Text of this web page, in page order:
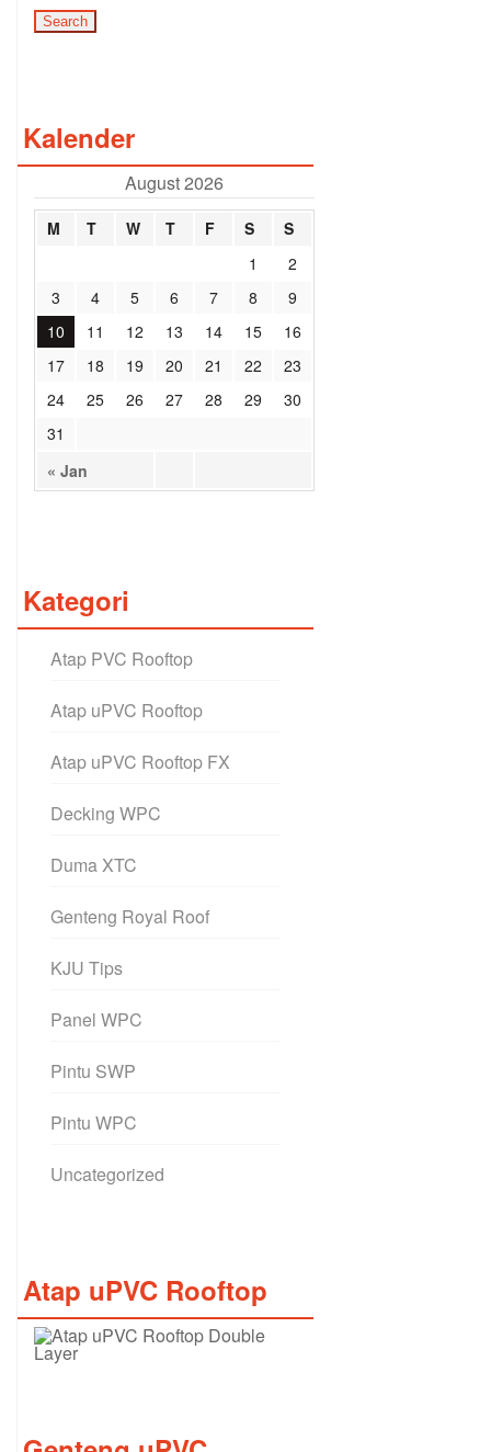
Kalender
August 2026
M T W T F S S
« Jan
1
2
3
4 5 6 7 8
9
10
11 12 13 14 15
16
17
18 19 20 21 22
23
24
25 26 27 28 29
30
31
Kategori
Atap PVC Rooftop
Atap uPVC Rooftop
Atap uPVC Rooftop FX
Decking WPC
Duma XTC
Genteng Royal Roof
KJU Tips
Panel WPC
Pintu SWP
Pintu WPC
Uncategorized
Atap uPVC Rooftop